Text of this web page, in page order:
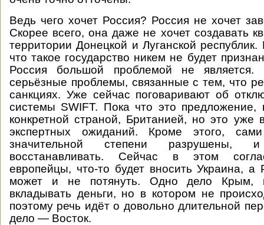
Ведь чего хочет Россия? Россия не хочет
Скорее всего, она даже не хочет создавать
территории Донецкой и Луганской
что такое государство никем не будет
Россия большой проблемой не
серьёзные проблемы, связанные с тем, что
санкциях. Уже сейчас поговаривают об
системы SWIFT. Пока что это предложение,
конкретной страной, Британией, но это
экспертных ожиданий. Кроме этого,
значительной степени разрушены,
восстанавливать. Сейчас в этом
европейцы, что-то будет вносить Украина, а
может и не потянуть. Одно дело Крым,
вкладывать деньги, но в котором не
поэтому речь идёт о довольно длительной
дело — Восток.